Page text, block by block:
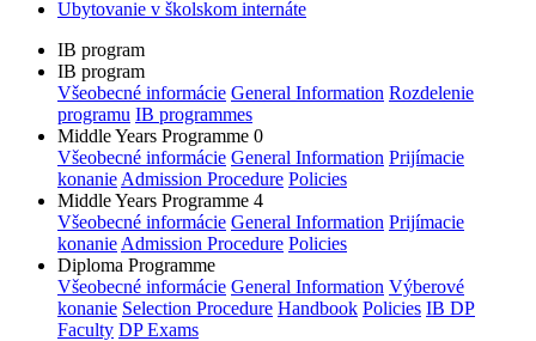
Ubytovanie v školskom internáte
IB program
IB program
Všeobecné informácie General Information Rozdelenie
programu IB programmes
Middle Years Programme 0
Všeobecné informácie General Information Prijímacie
konanie Admission Procedure Policies
Middle Years Programme 4
Všeobecné informácie General Information Prijímacie
konanie Admission Procedure Policies
Diploma Programme
Všeobecné informácie General Information Výberové
konanie Selection Procedure Handbook Policies IB DP
Faculty DP Exams